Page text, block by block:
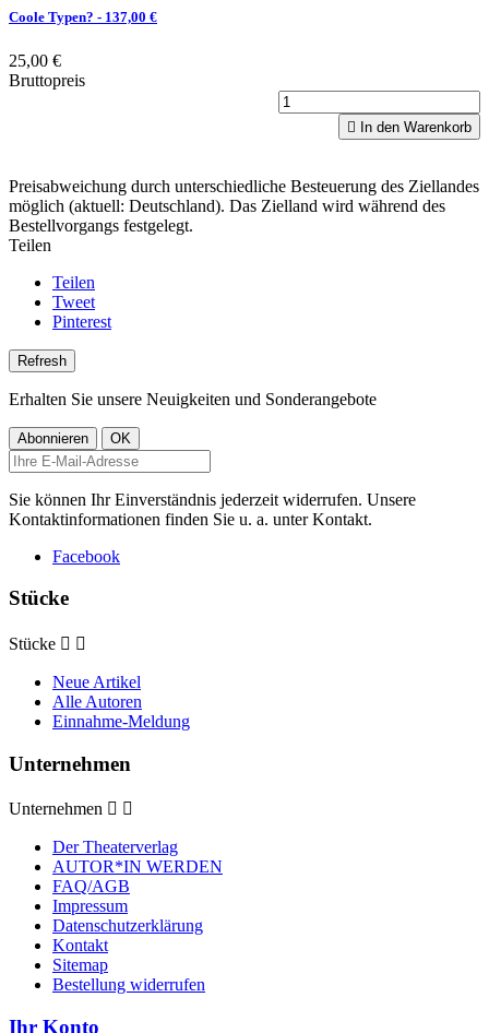
Coole Typen? - 137,00 €
25,00 €
Bruttopreis
 In den Warenkorb
Preisabweichung durch unterschiedliche Besteuerung des Ziellandes
möglich (aktuell: Deutschland). Das Zielland wird während des
Bestellvorgangs festgelegt.
Teilen
Teilen
Tweet
Pinterest
Erhalten Sie unsere Neuigkeiten und Sonderangebote
Sie können Ihr Einverständnis jederzeit widerrufen. Unsere
Kontaktinformationen finden Sie u. a. unter Kontakt.
Facebook
Stücke
Stücke  
Neue Artikel
Alle Autoren
Einnahme-Meldung
Unternehmen
Unternehmen  
Der Theaterverlag
AUTOR*IN WERDEN
FAQ/AGB
Impressum
Datenschutzerklärung
Kontakt
Sitemap
Bestellung widerrufen
Ihr Konto